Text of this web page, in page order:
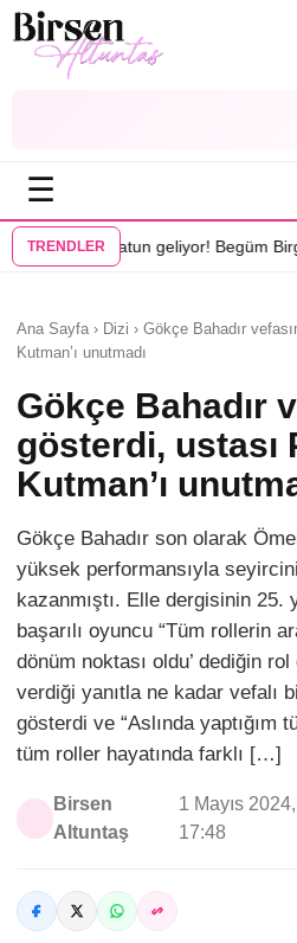
☰
TRENDLER
Begüm Birgören “Mehmed
Ana Sayfa › Dizi › Gökçe Bahadır
Kutman’ı unutmadı
Gökçe Bahadır
gösterdi, ustası
Kutman’ı
Gökçe Bahadır son olarak
yüksek performansıyla
kazanmıştı. Elle dergisinin 25.
başarılı oyuncu “Tüm rollerin
dönüm noktası oldu’ dediğin
verdiği yanıtla ne kadar vefalı
gösterdi ve “Aslında yaptığım
tüm roller hayatında farklı […]
Birsen
Altuntaş
1 Mayıs
17:48